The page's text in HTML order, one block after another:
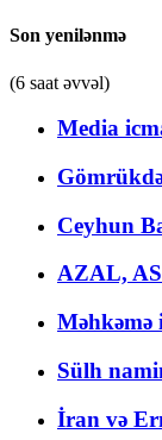
Son yenilənmə
(6 saat əvvəl)
Media
Ceyhun
AZAL,
Məhkəmə
Sülh
İran və